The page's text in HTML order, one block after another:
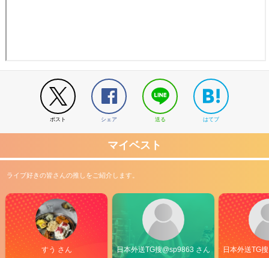
ポスト シェア 送る はてブ
マイベスト
ライブ好きの皆さんの推しをご紹介します。
すう さん 日本外送TG搜@sp9863 さん 日本外送TG